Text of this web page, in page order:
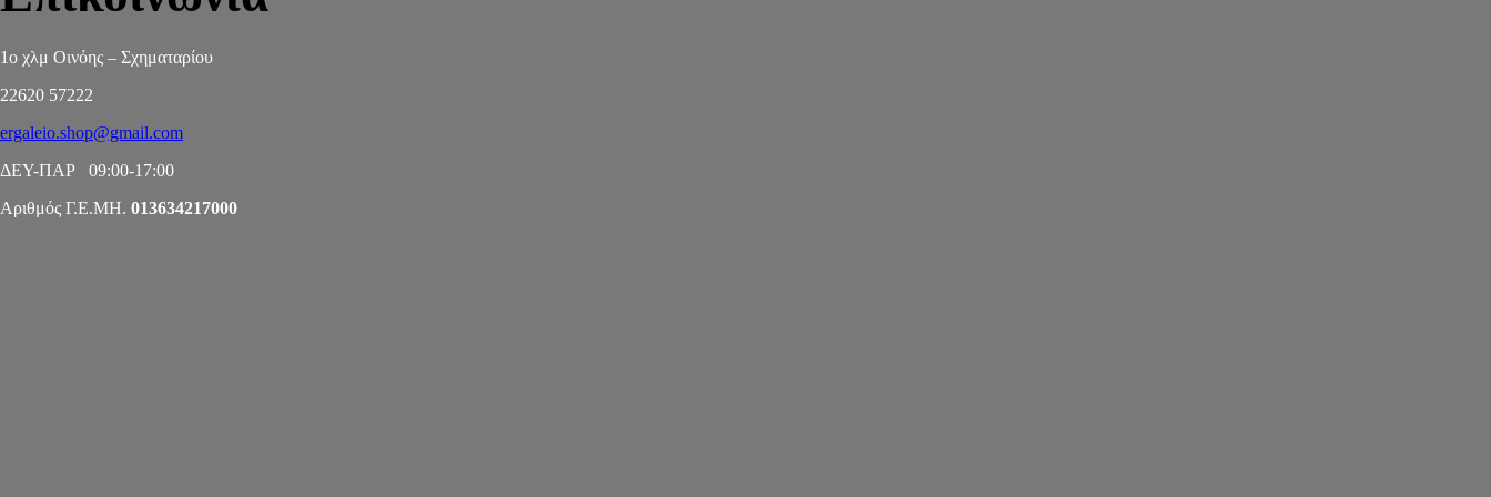
1ο χλμ Οινόης – Σχηματαρίου
22620 57222
ergaleio.shop@gmail.com
ΔΕΥ-ΠΑΡ 09:00-17:00
Αριθμός Γ.Ε.ΜΗ. 013634217000